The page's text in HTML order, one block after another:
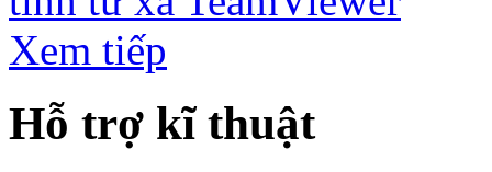
Xem tiếp
Hỗ trợ kĩ thuật